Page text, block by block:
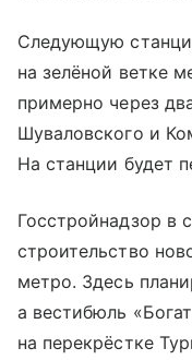
Следующую
на зелёной ветке
примерно через
Шуваловского и
На станции будет
Госстройнадзор в
строительство
метро. Здесь
а вестибюль
на перекрёстке